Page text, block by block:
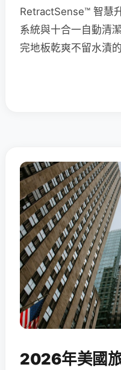
RetractSense™ 智慧
系統與十合一自動清
完地板乾爽不留水漬
2026年美國